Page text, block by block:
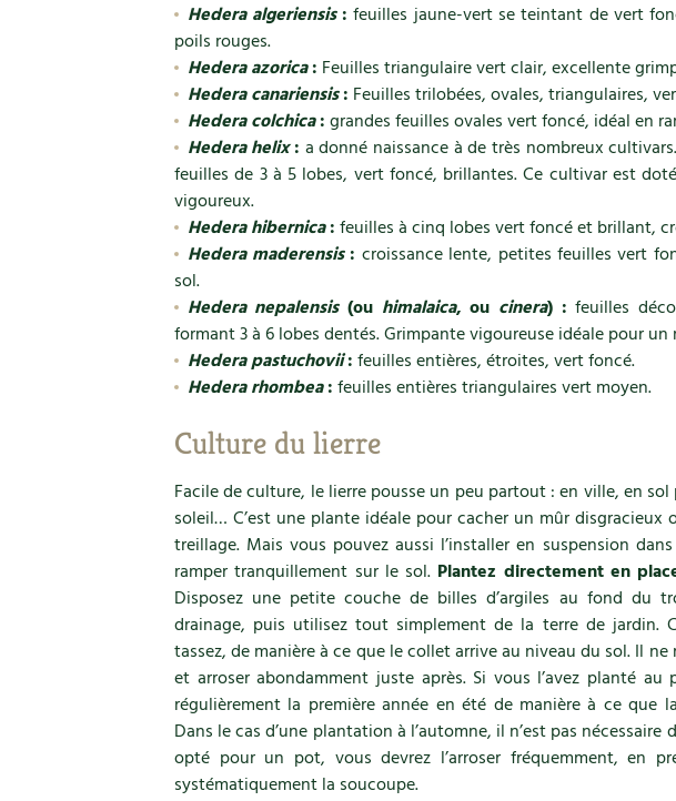
Hedera algeriensis: feuilles jaune-vert se teintant de vert
poils rouges.
Hedera azorica: Feuilles triangulaire vert clair, excellente
Hedera canariensis: Feuilles trilobées, ovales, triangulaires,
Hedera colchica:grandes feuilles ovales vert foncé, idéal en
Hedera helix: a donné naissance à de très nombreux
feuilles de 3 à 5 lobes, vert foncé, brillantes. Ce cultivar est
vigoureux.
Hedera hibernica:feuilles à cinq lobes vert foncé et brillant,
Hedera maderensis: croissance lente, petites feuilles vert
sol.
Hedera nepalensis(ou himalaica, ou cinera) : feuilles
formant 3 à 6 lobes dentés. Grimpante vigoureuse idéale pour un
Hedera pastuchovii:feuilles entières, étroites, vert foncé.
Hedera rhombea:feuilles entières triangulaires vert moyen.
Culture du lierre
Facile de culture, le lierre pousse un peu partout : en ville, en sol
soleil… C’est une plante idéale pour cacher un mûr disgracieux
treillage. Mais vous pouvez aussi l’installer en suspension
ramper tranquillement sur le sol. Plantez directement en
Disposez une petite couche de billes d’argiles au fond du
drainage, puis utilisez tout simplement de la terre de jardin.
tassez, de manière à ce que le collet arrive au niveau du sol. Il ne
et arroser abondamment juste après. Si vous l’avez planté au
régulièrement la première année en été de manière à ce que
Dans le cas d’une plantation à l’automne, il n’est pas nécessaire
opté pour un pot, vous devrez l’arroser fréquemment, en
systématiquement la soucoupe.